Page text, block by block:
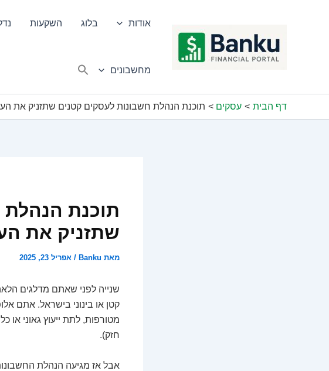
אודות בלוג השקעות
מחשבונים
דף הבית עסקים תוכנת הנהלת חשבונות לעסקים קטנים שתזניק את
תוכנת הנהלת
שתזניק את
מאת Banku
/ אפריל 23, 2025
שנייה לפני שאתם מדלגים
קטן או בינוני בישראל. אתם
מטורפות, לתת ייעוץ גאוני
חזק).
אבל אז מגיעה הנהלת